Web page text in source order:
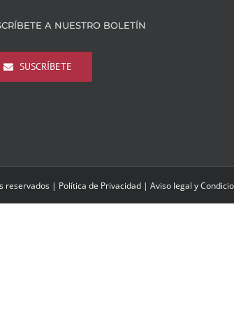
A NUESTRO BOLETÍN
SUSCRÍBETE
reservados | Política de Privacidad | Aviso legal y